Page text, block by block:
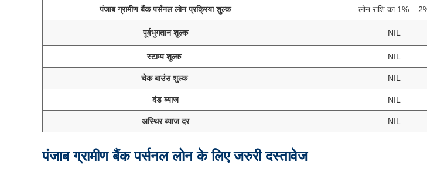
पंजाब ग्रामीण बैंक पर्सनल लोन प्रक्रिया शुल्क लोन राशि का 1% –
पूर्वभुगतान शुल्क NIL
स्टाम्प शुल्क NIL
चेक बाउंस शुल्क NIL
दंड ब्याज NIL
अस्थिर ब्याज दर NIL
पंजाब ग्रामीण बैंक पर्सनल लोन के लिए जरुरी दस्तावेज